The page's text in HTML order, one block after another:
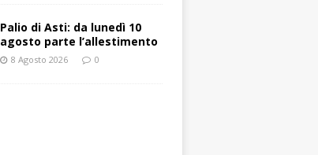
Palio di Asti: da lunedì 10
agosto parte l’allestimento
8 Agosto 2026 0